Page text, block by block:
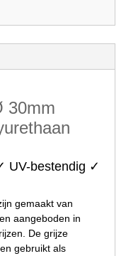
30mm
UV-bestendig ✓
gemaakt van
aangeboden in
De grijze
gebruikt als